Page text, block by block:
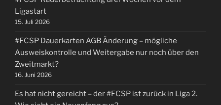
Ligastart
15. Juli 2026
#FCSP Dauerkarten AGB Änderung – mögliche
Ausweiskontrolle und Weitergabe nur noch über den
Zweitmarkt?
16. Juni 2026
Es hat nicht gereicht – der #FCSP ist zurück in Liga 2.